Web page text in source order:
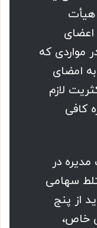
هیأت
اعضای
مواردی که
امضای
لازم
کافی
در
سهامی
از پنج
خاص،